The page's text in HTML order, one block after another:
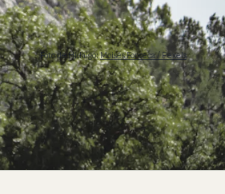
Foto de Hidalgo:Moisés Fonseca / Pexels